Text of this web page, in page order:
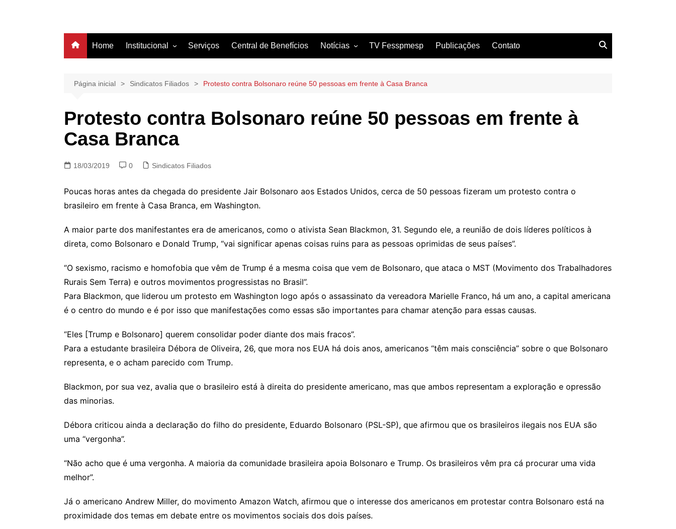
Home Institucional
Estrutura
Diretoria
Serviços Central de Benefícios Notícias
Artigos
TV Fesspmesp Publicações Contato
Página inicial Sindicatos Filiados Protesto contra Bolsonaro reúne 50 pessoas em frente à Casa Branca
Protesto contra Bolsonaro reúne 50 pessoas em frente à
Casa Branca
18/03/2019 0 Sindicatos Filiados
Poucas horas antes da chegada do presidente Jair Bolsonaro aos Estados Unidos, cerca de 50 pessoas fizeram um protesto contra o
brasileiro em frente à Casa Branca, em Washington.
A maior parte dos manifestantes era de americanos, como o ativista Sean Blackmon, 31. Segundo ele, a reunião de dois líderes políticos à
direta, como Bolsonaro e Donald Trump, “vai significar apenas coisas ruins para as pessoas oprimidas de seus países”.
“O sexismo, racismo e homofobia que vêm de Trump é a mesma coisa que vem de Bolsonaro, que ataca o MST (Movimento dos Trabalhadores
Rurais Sem Terra) e outros movimentos progressistas no Brasil”.
Para Blackmon, que liderou um protesto em Washington logo após o assassinato da vereadora Marielle Franco, há um ano, a capital americana
é o centro do mundo e é por isso que manifestações como essas são importantes para chamar atenção para essas causas.
“Eles [Trump e Bolsonaro] querem consolidar poder diante dos mais fracos”.
Para a estudante brasileira Débora de Oliveira, 26, que mora nos EUA há dois anos, americanos “têm mais consciência” sobre o que Bolsonaro
representa, e o acham parecido com Trump.
Blackmon, por sua vez, avalia que o brasileiro está à direita do presidente americano, mas que ambos representam a exploração e opressão
das minorias.
Débora criticou ainda a declaração do filho do presidente, Eduardo Bolsonaro (PSL-SP), que afirmou que os brasileiros ilegais nos EUA são
uma “vergonha”.
“Não acho que é uma vergonha. A maioria da comunidade brasileira apoia Bolsonaro e Trump. Os brasileiros vêm pra cá procurar uma vida
melhor”.
Já o americano Andrew Miller, do movimento Amazon Watch, afirmou que o interesse dos americanos em protestar contra Bolsonaro está na
proximidade dos temas em debate entre os movimentos sociais dos dois países.